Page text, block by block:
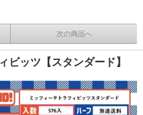
次の商品へ
ビッツ【スタンダード】